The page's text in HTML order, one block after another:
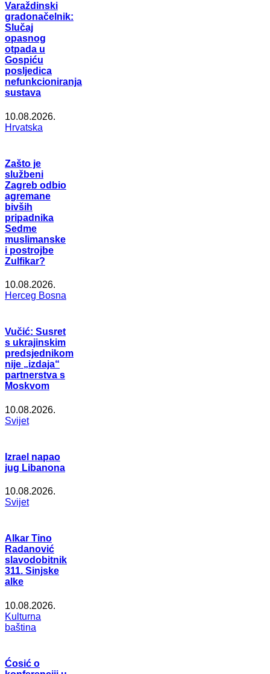
Varaždinski
gradonačelnik:
Slučaj
opasnog
otpada u
Gospiću
posljedica
nefunkcioniranja
sustava
10.08.2026.
Hrvatska
Zašto je
službeni
Zagreb odbio
agremane
bivših
pripadnika
Sedme
muslimanske
i postrojbe
Zulfikar?
10.08.2026.
Herceg Bosna
Vučić: Susret
s ukrajinskim
predsjednikom
nije „izdaja“
partnerstva s
Moskvom
10.08.2026.
Svijet
Izrael napao
jug Libanona
10.08.2026.
Svijet
Alkar Tino
Radanović
slavodobitnik
311. Sinjske
alke
10.08.2026.
Kulturna
baština
Ćosić o